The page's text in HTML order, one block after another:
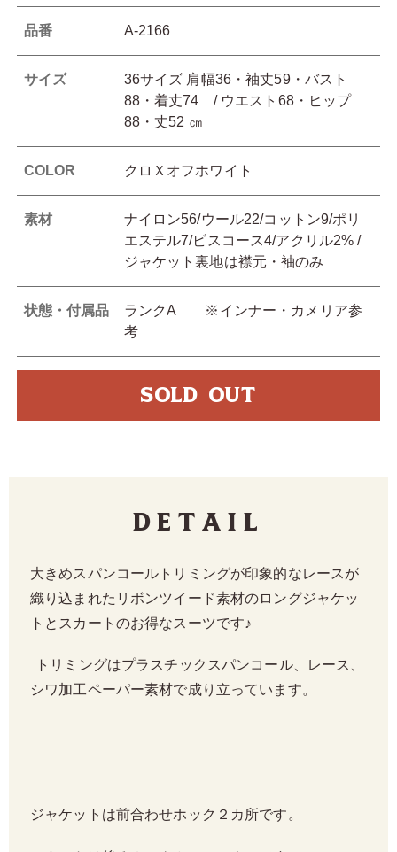
品番 A-2166
サイズ
36サイズ 肩幅36・袖丈59・バスト
88・着丈74 / ウエスト68・ヒップ
88・丈52 ㎝
COLOR クロＸオフホワイト
素材
ナイロン56/ウール22/コットン9/ポリ
エステル7/ビスコース4/アクリル2% /
ジャケット裏地は襟元・袖のみ
状態・付属品
ランクA ※インナー・カメリア参
考
SOLD OUT
Detail
大きめスパンコールトリミングが印象的なレースが
織り込まれたリボンツイード素材のロングジャケッ
トとスカートのお得なスーツです♪
トリミングはプラスチックスパンコール、レース、
シワ加工ペーパー素材で成り立っています。
ジャケットは前合わせホック２カ所です。